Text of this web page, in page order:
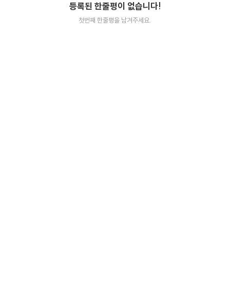
등록된 한줄평이 없습니다!
첫번째 한줄평을 남겨주세요.